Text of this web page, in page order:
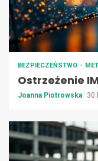
BEZPIECZEŃSTWO
Ostrzeżenie
Joanna Piotrowska 30